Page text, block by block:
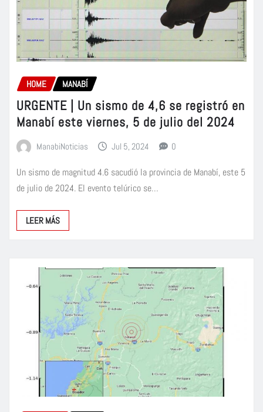
HOME MANABÍ
URGENTE | Un sismo de 4,6 se registró en
Manabí este viernes, 5 de julio del 2024
ManabiNoticias Jul 5, 2024 0
Un sismo de magnitud 4.6 sacudió la provincia de Manabí, este 5
de julio de 2024. El evento telúrico se…
LEER MÁS